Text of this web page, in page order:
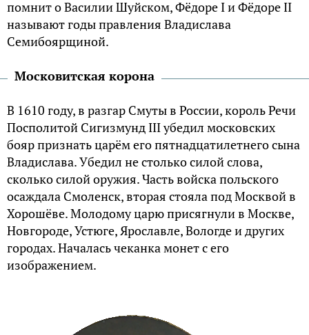
помнит о Василии Шуйском, Фёдоре I и Фёдоре II
называют годы правления Владислава
Семибоярщиной.
Московитская корона
В 1610 году, в разгар Смуты в России, король Речи
Посполитой Сигизмунд III убедил московских
бояр признать царём его пятнадцатилетнего сына
Владислава. Убедил не столько силой слова,
сколько силой оружия. Часть войска польского
осаждала Смоленск, вторая стояла под Москвой в
Хорошёве. Молодому царю присягнули в Москве,
Новгороде, Устюге, Ярославле, Вологде и других
городах. Началась чеканка монет с его
изображением.